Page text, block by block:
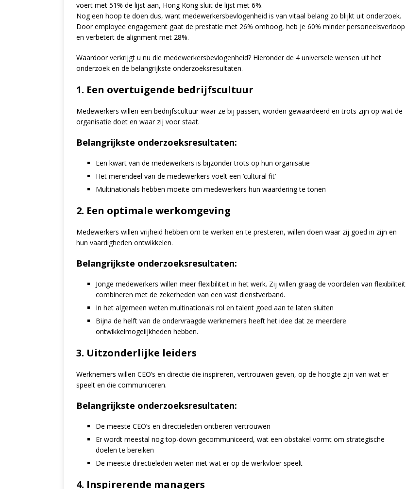
voert met 51% de lijst aan, Hong Kong sluit de lijst met 6%.
Nog een hoop te doen dus, want medewerkersbevlogenheid is van vitaal belang zo blijkt uit onderzoek.
Door employee engagement gaat de prestatie met 26% omhoog, heb je 60% minder personeelsverloop
en verbetert de alignment met 28%.
Waardoor verkrijgt u nu die medewerkersbevlogenheid? Hieronder de 4 universele wensen uit het
onderzoek en de belangrijkste onderzoeksresultaten.
1. Een overtuigende bedrijfscultuur
Medewerkers willen een bedrijfscultuur waar ze bij passen, worden gewaardeerd en trots zijn op wat de
organisatie doet en waar zij voor staat.
Belangrijkste onderzoeksresultaten:
Een kwart van de medewerkers is bijzonder trots op hun organisatie
Het merendeel van de medewerkers voelt een ‘cultural fit’
Multinationals hebben moeite om medewerkers hun waardering te tonen
2. Een optimale werkomgeving
Medewerkers willen vrijheid hebben om te werken en te presteren, willen doen waar zij goed in zijn en
hun vaardigheden ontwikkelen.
Belangrijkste onderzoeksresultaten:
Jonge medewerkers willen meer flexibiliteit in het werk. Zij willen graag de voordelen van flexibiliteit
combineren met de zekerheden van een vast dienstverband.
In het algemeen weten multinationals rol en talent goed aan te laten sluiten
Bijna de helft van de ondervraagde werknemers heeft het idee dat ze meerdere
ontwikkelmogelijkheden hebben.
3. Uitzonderlijke leiders
Werknemers willen CEO’s en directie die inspireren, vertrouwen geven, op de hoogte zijn van wat er
speelt en die communiceren.
Belangrijkste onderzoeksresultaten:
De meeste CEO’s en directieleden ontberen vertrouwen
Er wordt meestal nog top-down gecommuniceerd, wat een obstakel vormt om strategische
doelen te bereiken
De meeste directieleden weten niet wat er op de werkvloer speelt
4. Inspirerende managers